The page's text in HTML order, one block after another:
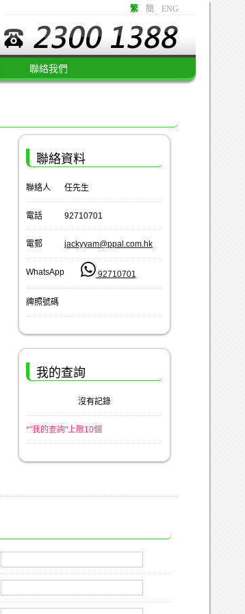
繁 簡 ENG
聯絡我們
聯絡資料
聯絡人 任先生
電話 92710701
電郵 jackyyam@ppal.com.hk
WhatsApp 92710701
牌照號碼
我的查詢
沒有記錄
*"我的查詢"上限10個